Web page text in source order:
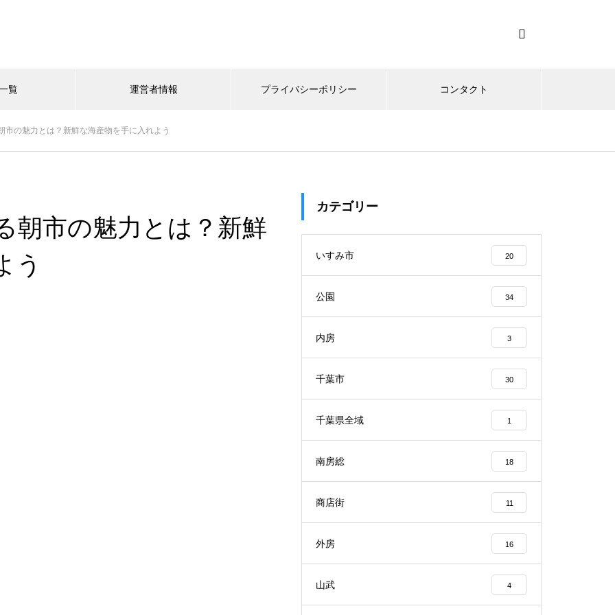
覧 運営者情報 プライバシーポリシー コンタクト
市の魅力とは？新鮮な海産物を手に入れよう
朝市の魅力とは？新鮮
う
カテゴリー
いすみ市 20
公園 34
内房 3
千葉市 30
千葉県全域 1
南房総 18
商店街 11
外房 16
山武 4